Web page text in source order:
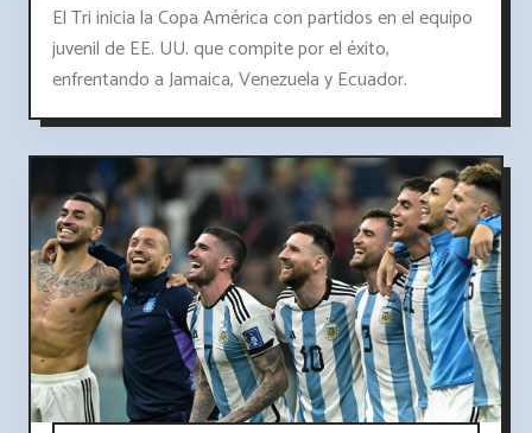
El Tri inicia la Copa América con partidos en el equipo
juvenil de EE. UU. que compite por el éxito,
enfrentando a Jamaica, Venezuela y Ecuador.